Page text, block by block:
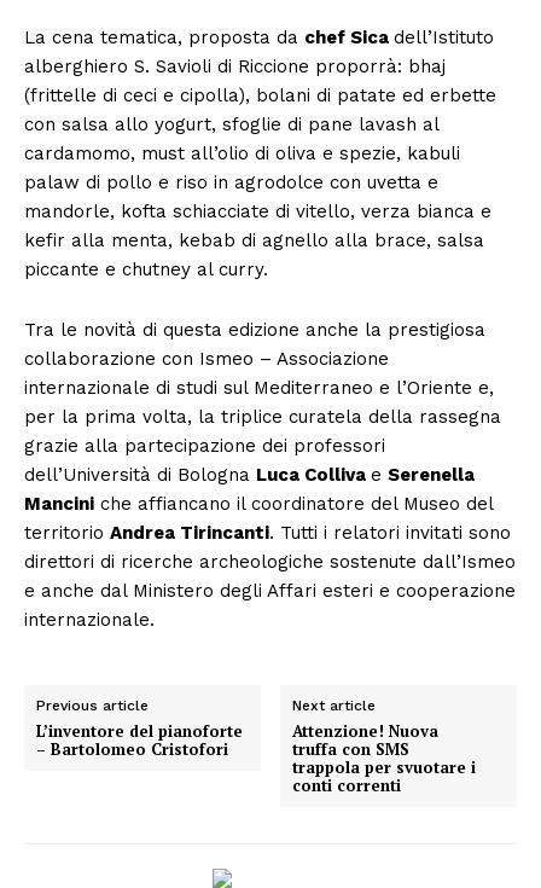
La cena tematica, proposta da chef Sica dell’Istituto
alberghiero S. Savioli di Riccione proporrà: bhaj
(frittelle di ceci e cipolla), bolani di patate ed erbette
con salsa allo yogurt, sfoglie di pane lavash al
cardamomo, must all’olio di oliva e spezie, kabuli
palaw di pollo e riso in agrodolce con uvetta e
mandorle, kofta schiacciate di vitello, verza bianca e
kefir alla menta, kebab di agnello alla brace, salsa
piccante e chutney al curry.
Tra le novità di questa edizione anche la prestigiosa
collaborazione con Ismeo – Associazione
internazionale di studi sul Mediterraneo e l’Oriente e,
per la prima volta, la triplice curatela della rassegna
grazie alla partecipazione dei professori
dell’Università di Bologna Luca Colliva e Serenella
Mancini che affiancano il coordinatore del Museo del
territorio Andrea Tirincanti. Tutti i relatori invitati sono
direttori di ricerche archeologiche sostenute dall’Ismeo
e anche dal Ministero degli Affari esteri e cooperazione
internazionale.
Previous article
L’inventore del pianoforte
– Bartolomeo Cristofori
Next article
Attenzione! Nuova
truffa con SMS
trappola per svuotare i
conti correnti